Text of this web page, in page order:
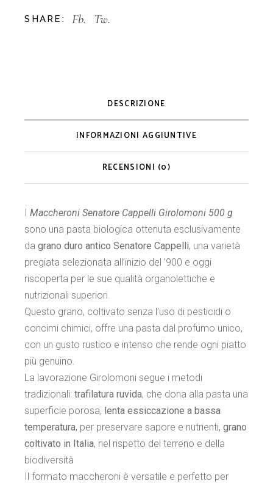
SHARE: Fb. Tw.
DESCRIZIONE
INFORMAZIONI AGGIUNTIVE
RECENSIONI (0)
IMaccheroni Senatore Cappelli Girolomoni 500 g
sono una pasta biologica ottenuta esclusivamente
dagrano duro antico Senatore Cappelli, una varietà
pregiata selezionata all’inizio del ’900 e oggi
riscoperta per le sue qualità organolettiche e
nutrizionali superiori.
Questo grano, coltivato senza l’uso di pesticidi o
concimi chimici, offre una pasta dal profumo unico,
con un gusto rustico e intenso che rende ogni piatto
più genuino.
La lavorazione Girolomoni segue i metodi
tradizionali:trafilatura ruvida, che dona alla pasta una
superficie porosa, lenta essiccazione a bassa
temperatura, per preservare sapore e nutrienti,grano
coltivato in Italia, nel rispetto del terreno e della
biodiversità
Il formato maccheroni è versatile e perfetto per